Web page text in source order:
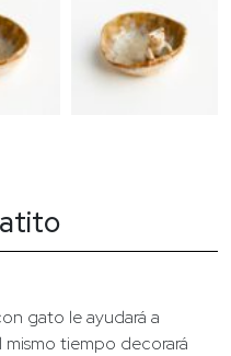
gato le ayudará a
mismo tiempo decorará